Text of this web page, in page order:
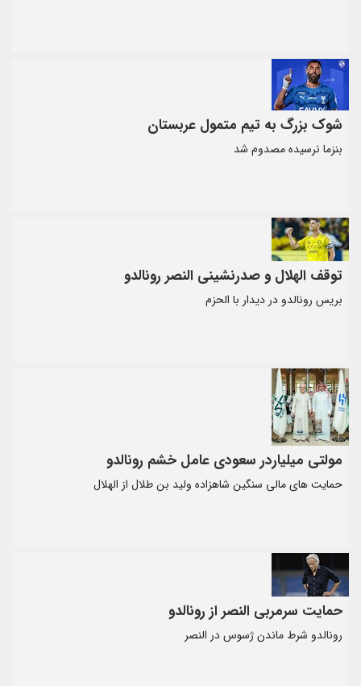
شوک بزرگ به تیم متمول عربستان
بنزما نرسیده مصدوم شد
توقف الهلال و صدرنشینی النصر رونالدو
بریس رونالدو در دیدار با الحزم
مولتی میلیاردر سعودی عامل خشم رونالدو
حمایت های مالی سنگین شاهزاده ولید بن طلال از الهلال
حمایت سرمربی النصر از رونالدو
رونالدو شرط ماندن ژسوس در النصر